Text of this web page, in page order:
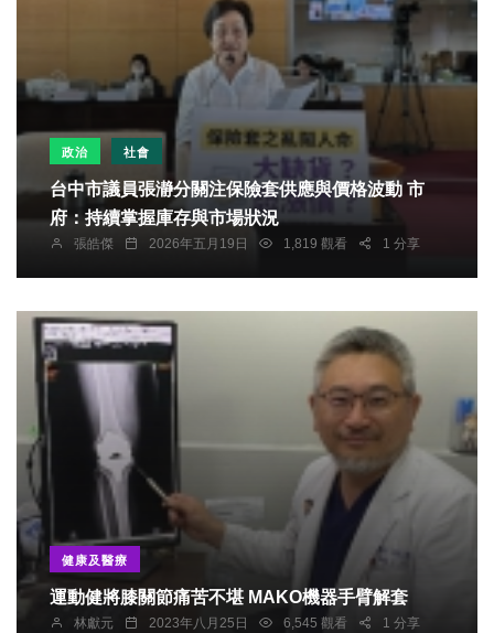
政治 社會
台中市議員張瀞分關注保險套供應與價格波動 市
府：持續掌握庫存與市場狀況
張皓傑 2026年五月19日 1,819 觀看 1 分享
健康及醫療
運動健將膝關節痛苦不堪 MAKO機器手臂解套
林獻元 2023年八月25日 6,545 觀看 1 分享